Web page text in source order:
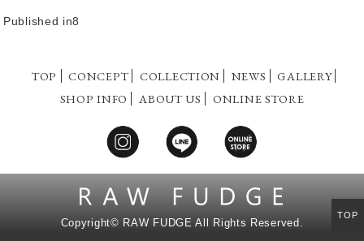
Published in8
TOP CONCEPT COLLECTION NEWS
GALLERY
SHOP INFO
ABOUT US ONLINE STORE
Copyright© RAW FUDGE All Rights Reserved.
TOP